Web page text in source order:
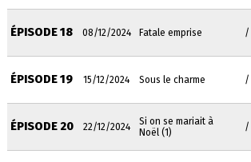
ÉPISODE 18 08/12/2024 Fatale emprise /
ÉPISODE 19 15/12/2024 Sous le charme /
ÉPISODE 20 22/12/2024
Si on se mariait à
Noël (1)
/